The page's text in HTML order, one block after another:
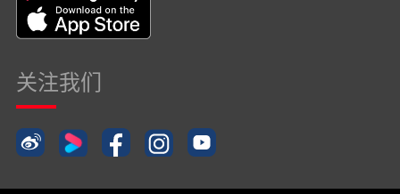
关注我们